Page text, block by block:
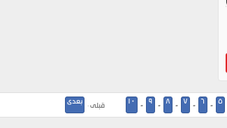
5
-
6
-
7
-
8
-
9
-
10 قبلی · بعدی